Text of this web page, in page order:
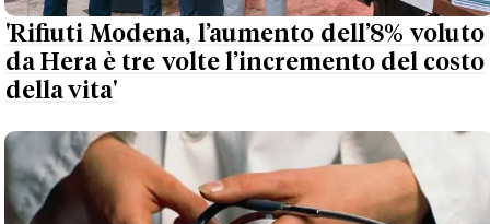
'Rifiuti Modena, l’aumento dell’8% voluto
da Hera è tre volte l’incremento del costo
della vita'